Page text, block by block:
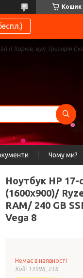
Кошик
|| Харків, вул. Григорія
Чому ми?
Ноутбук HP 17-
(1600x900)/
RAM/ 240 GB
Vega 8
Немає в наявності
Код: 13998_218